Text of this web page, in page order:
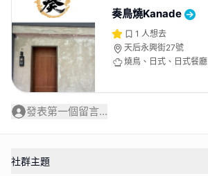
奏鳥燒Kanade
1 人想去
天后永興街27號
燒鳥、日式、日式餐廳
發表第一個留言...
社群主題